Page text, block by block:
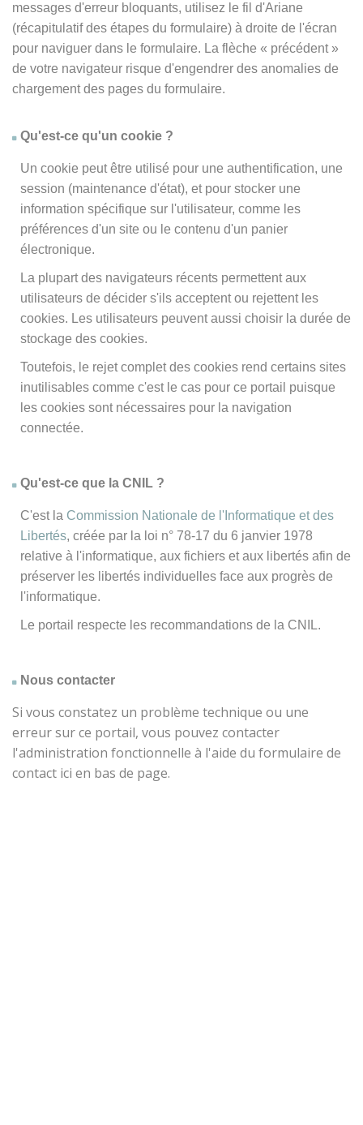
messages d'erreur bloquants, utilisez le fil d'Ariane
(récapitulatif des étapes du formulaire) à droite de l'écran
pour naviguer dans le formulaire. La flèche « précédent »
de votre navigateur risque d'engendrer des anomalies de
chargement des pages du formulaire.
Qu'est-ce qu'un cookie ?
Un cookie peut être utilisé pour une authentification, une
session (maintenance d'état), et pour stocker une
information spécifique sur l'utilisateur, comme les
préférences d'un site ou le contenu d'un panier
électronique.
La plupart des navigateurs récents permettent aux
utilisateurs de décider s'ils acceptent ou rejettent les
cookies. Les utilisateurs peuvent aussi choisir la durée de
stockage des cookies.
Toutefois, le rejet complet des cookies rend certains sites
inutilisables comme c'est le cas pour ce portail puisque
les cookies sont nécessaires pour la navigation
connectée.
Qu'est-ce que la CNIL ?
C'est la Commission Nationale de l'Informatique et des
Libertés, créée par la loi n° 78-17 du 6 janvier 1978
relative à l'informatique, aux fichiers et aux libertés afin de
préserver les libertés individuelles face aux progrès de
l'informatique.
Le portail respecte les recommandations de la CNIL.
Nous contacter
Si vous constatez un problème technique ou une
erreur sur ce portail, vous pouvez contacter
l'administration fonctionnelle à l'aide du formulaire de
contact ici en bas de page.